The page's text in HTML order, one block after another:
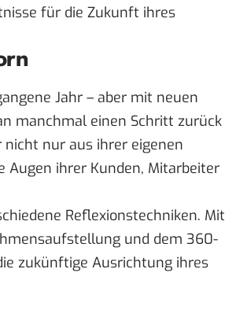
für die Zukunft ihres
Jahr – aber mit neuen
manchmal einen Schritt zurück
nicht nur aus ihrer eigenen
Augen ihrer Kunden, Mitarbeiter
Reflexionstechniken. Mit
und dem 360-
zukünftige Ausrichtung ihres